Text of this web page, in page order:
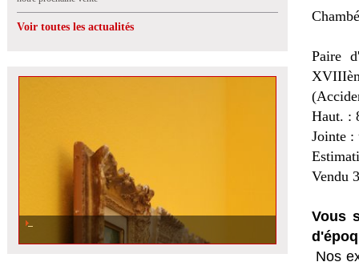
Voir toutes les actualités
Paire
Haut. :
Jointe :
Vendu
Vous
Nos